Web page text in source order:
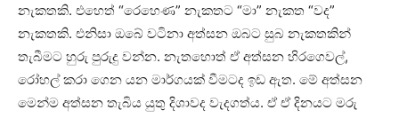
නැකතකි. එහෙත් “රෙහෙණ” නැකතට “මා” නැකත “වද”
නැකතකි. එනිසා ඔබේ වටිනා අත්සන ඔබට සුබ නැකතකින්
තැබීමට හුරු පුරුදු වන්න. නැතහොත් ඒ අත්සන හිරගෙවල්,
රෝහල් කරා ගෙන යන මාර්ගයක්‌ වීමටද ඉඩ ඇත. මේ අත්සන
මෙන්ම අත්සන තැබිය යුතු දිශාවද වැදගත්ය. ඒ ඒ දිනයට මරු